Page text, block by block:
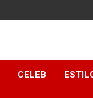
CELEB